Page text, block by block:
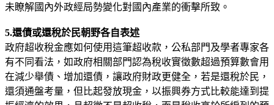
未瞭解國內外政經局勢變化對國內產業的衝擊所致。
5.還債或還稅於民朝野各自表述
政府超收稅金應如何使用這筆超收款，公私部門及學者專家各
有不同看法，如政府相關部門認為稅收實徵數超過預算數會用
在減少舉債、增加還債，讓政府財政更健全，若是還稅於民，
還須通盤考量，但比起發放現金，以振興券方式比較能達到提